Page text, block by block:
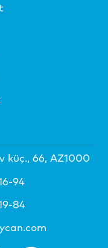
küç., 66, AZ1000
94
84